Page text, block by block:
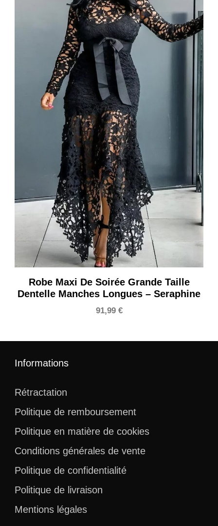
Robe Maxi De Soirée Grande Taille
Dentelle Manches Longues – Seraphine
91,99 €
Informations
Rétractation
Politique de remboursement
Politique en matière de cookies
Conditions générales de vente
Politique de confidentialité
Politique de livraison
Mentions légales